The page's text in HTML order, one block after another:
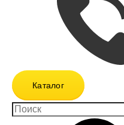
Каталог